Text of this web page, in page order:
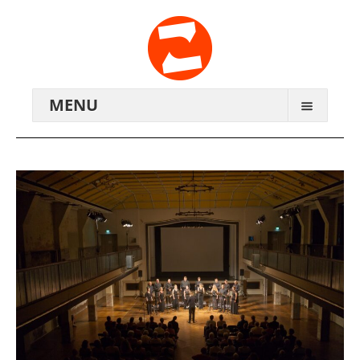
MENU
ARCHIV
WIR ÜBER UNS
ANREISE
KONTAKTE
ZENTRALWERK E.V.
GENOSSENSCHAFT